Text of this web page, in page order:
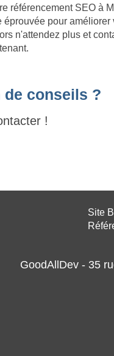
référencement SEO à
éprouvée pour
n'attendez plus et
de conseils ?
!
Site
GoodAllDev - 35